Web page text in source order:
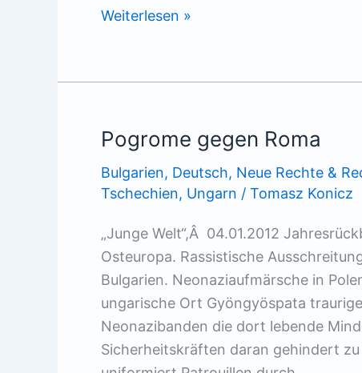
Mauer
Weiterlesen »
Pogrome gegen Roma
Bulgarien, Deutsch, Neue Rechte &
Tschechien, Ungarn / Tomasz Konicz
„Junge Welt“,Â 04.01.2012
Osteuropa. Rassistische
Bulgarien. Neonaziaufmärsche in
ungarische Ort Gyöngyöspata
Neonazibanden die dort lebende
Sicherheitskräften daran gehindert